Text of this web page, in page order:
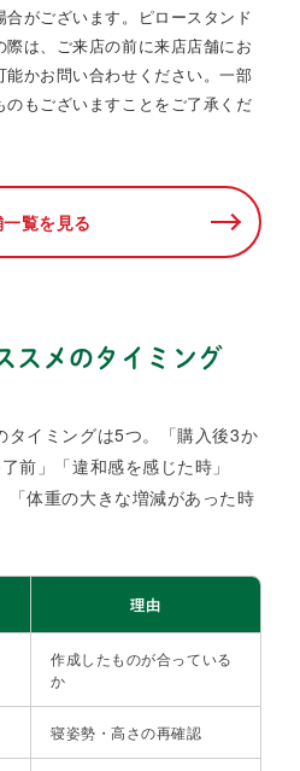
がございます。ピロースタンド
は、ご来店の前に来店店舗にお
かお問い合わせください。一部
のもございますことをご了承くだ
一覧を見る
スメのタイミング​
タイミングは5つ。「購入後3か
前」「違和感を感じた時」
「体重の大きな増減があった時
理由
作成したものが合っている
か​
寝姿勢・高さの再確認​